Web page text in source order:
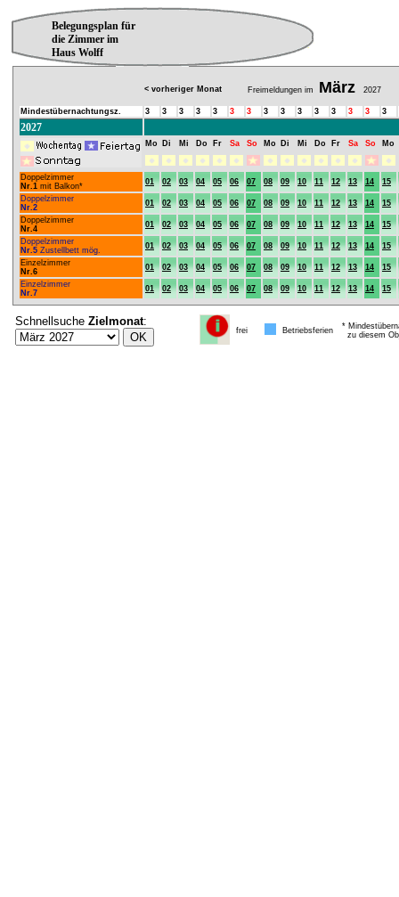
Belegungsplan für
die Zimmer im
Haus Wolff
< vorheriger Monat Freimeldungen im März 2027
Mindestübernachtungsz. 3 3 3 3 3 3 3 3 3 3 3 3 3 3 3
2027
Mo Di Mi Do Fr Sa So Mo Di Mi Do Fr Sa So Mo
Doppelzimmer
Nr.1 mit Balkon* 01 02 03 04 05 06 07 08 09 10 11 12 13 14
15
Doppelzimmer
Nr.2
01 02 03 04 05 06 07 08 09 10 11 12 13 14
15
Doppelzimmer
Nr.4
01 02 03 04 05 06 07 08 09 10 11 12 13 14
15
Doppelzimmer
Nr.5 Zustellbett mög. 01 02 03 04 05 06 07 08 09 10 11 12 13 14
15
Einzelzimmer
Nr.6
01 02 03 04 05 06 07 08 09 10 11 12 13 14
15
Einzelzimmer
Nr.7
01 02 03 04 05 06 07 08 09 10 11 12 13 14 15
Schnellsuche Zielmonat:
frei Betriebsferien
*
zu diesem